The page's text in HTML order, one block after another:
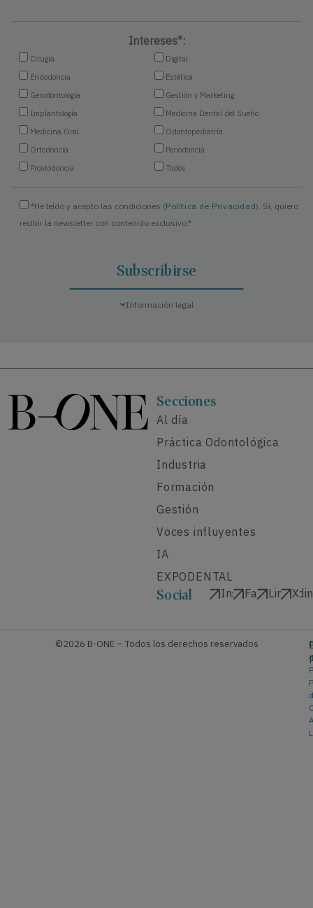
Intereses*:
Cirugía
Digital
Endodoncia
Estética
Gerodontología
Gestión y Marketing
Implantología
Medicina Dental del Sueño
Medicina Oral
Odontopediatría
Ortodoncia
Periodoncia
Prostodoncia
Todos
*He leído y acepto las condiciones (Política de Privacidad). Sí, quiero
recibir la newsletter con contenido exclusivo.*
Información legal
Secciones
Al día
Práctica Odontológica
Industria
Formación
Gestión
Voces influyentes
IA
EXPODENTAL
Social Instagram
Facebook
X
©2026 B-ONE – Todos los derechos reservados